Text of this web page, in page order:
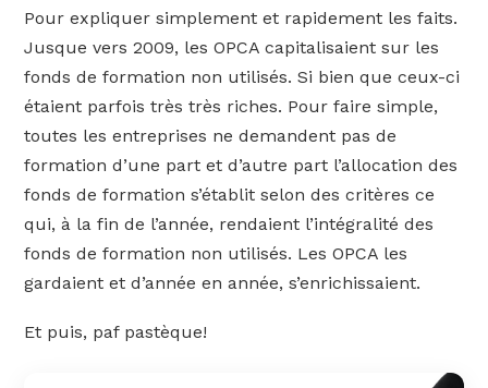
Pour expliquer simplement et rapidement les faits.
Jusque vers 2009, les OPCA capitalisaient sur les
fonds de formation non utilisés. Si bien que ceux-ci
étaient parfois très très riches. Pour faire simple,
toutes les entreprises ne demandent pas de
formation d’une part et d’autre part l’allocation des
fonds de formation s’établit selon des critères ce
qui, à la fin de l’année, rendaient l’intégralité des
fonds de formation non utilisés. Les OPCA les
gardaient et d’année en année, s’enrichissaient.
Et puis, paf pastèque!